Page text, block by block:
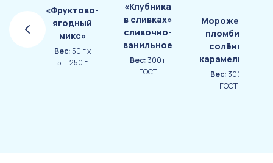
«Фруктово-
ягодный
микс»
Вес: 50 г х
5 = 250 г
«Клубника
в сливках»
сливочно-
ванильное
Вес:300 г
ГОСТ
Мороженое
пломбир с
солёной
карамелью и
кусочками
шоколадного
Вес:300 г
ГОСТ